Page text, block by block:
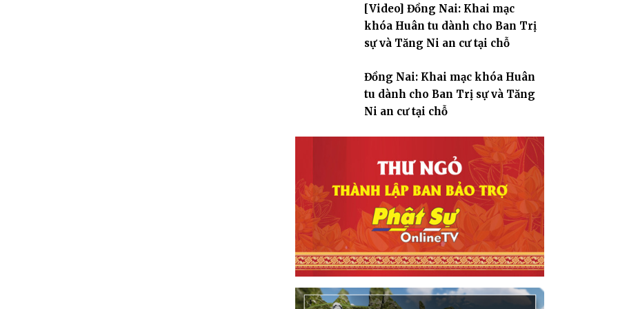
giáo
[Video] Đồng Nai: Khai mạc
khóa Huân tu dành cho Ban Trị
sự và Tăng Ni an cư tại chỗ
Đồng Nai: Khai mạc khóa Huân
tu dành cho Ban Trị sự và Tăng
Ni an cư tại chỗ